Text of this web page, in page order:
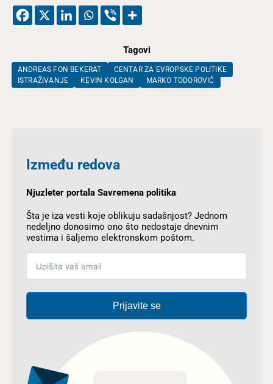
Tagovi
ANDREAS FON BEKERAT
CENTAR ZA EVROPSKE POLITIKE
ISTRAŽIVANJE
KEVIN KOLGAN MARKO TODOROVIĆ
Između redova
Njuzleter portala Savremena politika
Šta je iza vesti koje oblikuju sadašnjost? Jednom
nedeljno donosimo ono što nedostaje dnevnim
vestima i šaljemo elektronskom poštom.
Prijavite se